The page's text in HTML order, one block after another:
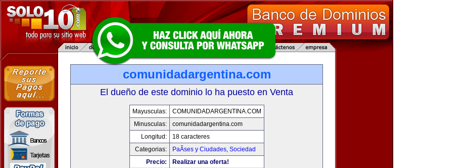
comunidadargentina.com
El dueño de este dominio lo ha puesto en Venta
Mayusculas:
COMUNIDADARGENTINA.COM
Minusculas:
comunidadargentina.com
Longitud:
18 caracteres
Categorias:
PaÃ­ses y Ciudades, Sociedad
Precio:
Realizar una oferta!